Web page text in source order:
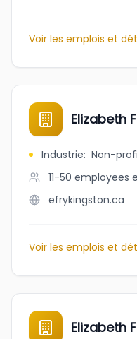
Voir les emplois et
Elizabeth
Industrie: Non-
11-50 employees
efrykingston.ca
Voir les emplois et
Elizabeth